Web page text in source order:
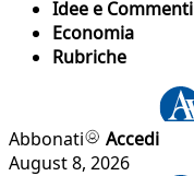
Idee e Commenti
Economia
Rubriche
Abbonati
Accedi
August 8, 2026